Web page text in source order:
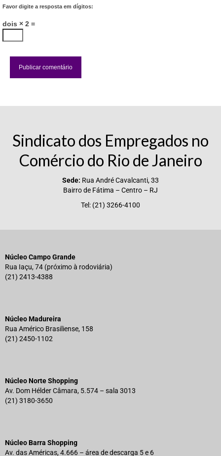
Favor digite a resposta em dígitos:
dois × 2 =
Sindicato dos Empregados no
Comércio do Rio de Janeiro
Sede: Rua André Cavalcanti, 33
Bairro de Fátima – Centro – RJ
Tel: (21) 3266-4100
Núcleo Campo Grande
Rua Iaçu, 74 (próximo à rodoviária)
(21) 2413-4388
Núcleo Madureira
Rua Américo Brasiliense, 158
(21) 2450-1102
Núcleo Norte Shopping
Av. Dom Hélder Câmara, 5.574 – sala 3013
(21) 3180-3650
Núcleo Barra Shopping
Av. das Américas, 4.666 – área de descarga 5 e 6